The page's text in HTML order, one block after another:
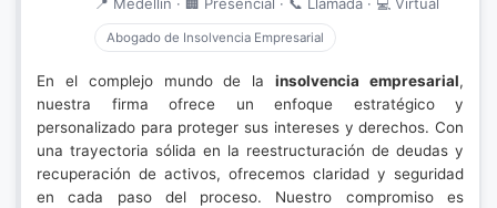
Abogado de Insolvencia Empresarial
En el complejo mundo de lainsolvencia empresarial,
nuestra firma ofrece un enfoque estratégico y
personalizado para proteger sus intereses y derechos. Con
una trayectoria sólida en la reestructuración de deudas y
recuperación de activos, ofrecemos claridad y seguridad
en cada paso del proceso. Nuestro compromiso es